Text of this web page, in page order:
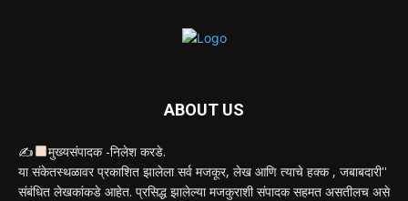
ABOUT US
✍
मुख्यसंपादक -निलेश करडे.
या संकेतस्थळावर प्रकाशित झालेला सर्व मजकूर, लेख आणि त्याचे हक्क , जबाबदारी''
संबंधित लेखकांकडे आहेत. प्रसिद्ध झालेल्या मजकुराशी संपादक सहमत असतीलच असे